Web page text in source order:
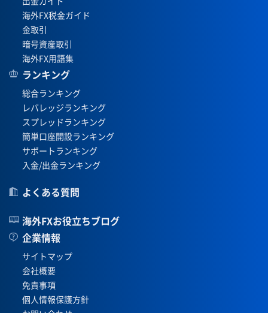
海外FX税金ガイド
金取引
暗号資産取引
海外FX用語集
ランキング
総合ランキング
レバレッジランキング
スプレッドランキング
簡単口座開設ランキング
サポートランキング
入金/出金ランキング
よくある質問
海外FXお役立ちブログ
企業情報
サイトマップ
会社概要
免責事項
個人情報保護方針